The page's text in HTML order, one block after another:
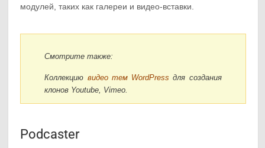
модулей, таких как галереи и видео-вставки.
Смотрите также:
Коллекцию видео тем WordPress для создания
клонов Youtube, Vimeo.
Podcaster